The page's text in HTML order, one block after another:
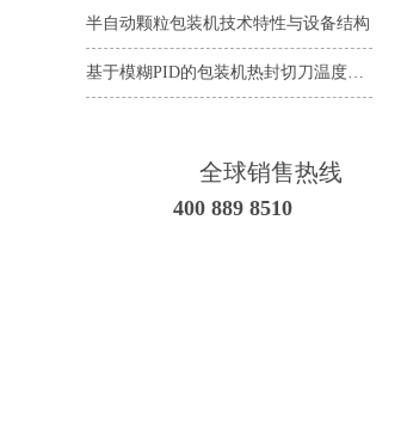
半自动颗粒包装机技术特性与设备结构
基于模糊PID的包装机热封切刀温度控制
全球销售热线
400 889 8510